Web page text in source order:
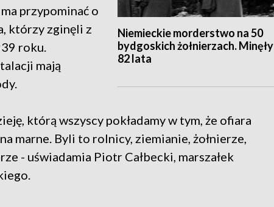
Niemieckie morderstwo na 50
bydgoskich żołnierzach. Minęły
82 lata
przypominać o
którzy zginęli z
roku.
mają
którą wszyscy pokładamy w tym, że ofiara
marne. Byli to rolnicy, ziemianie, żołnierze,
- uświadamia Piotr Całbecki, marszałek